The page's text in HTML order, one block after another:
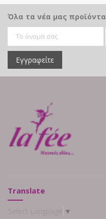
Όλα τα νέα μας προϊόντα
Εγγραφείτε
Translate
▼